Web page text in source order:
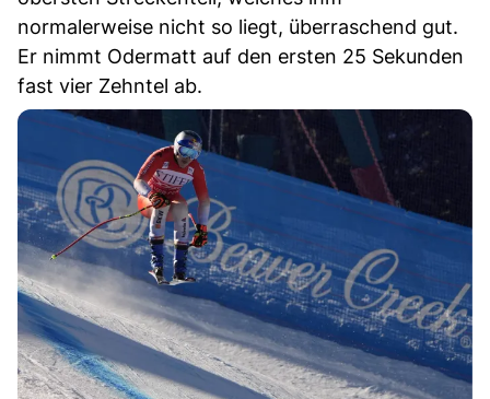
normalerweise nicht so liegt, überraschend gut.
Er nimmt Odermatt auf den ersten 25 Sekunden
fast vier Zehntel ab.